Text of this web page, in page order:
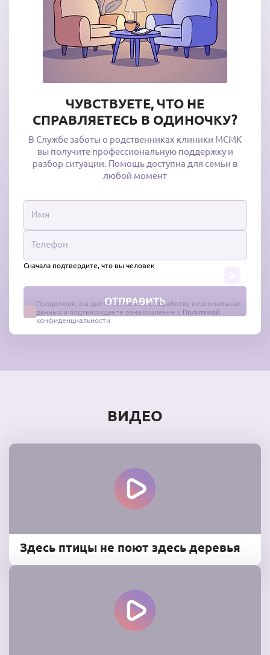
ЧУВСТВУЕТЕ, ЧТО НЕ
СПРАВЛЯЕТЕСЬ В ОДИНОЧКУ?
В Службе заботы о родственниках клиники МСМК
вы получите профессиональную поддержку и
разбор ситуации. Помощь доступна для семьи в
любой момент
Сначала подтвердите, что вы человек
Продолжая, вы даёте согласие на обработку персональных
данных и подтверждаете ознакомление с Политикой
конфиденциальности
ВИДЕО
Здесь птицы не поют здесь деревья